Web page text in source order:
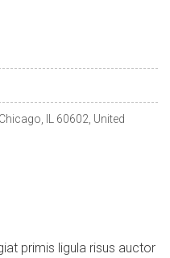
IL 60602, United
primis ligula risus auctor